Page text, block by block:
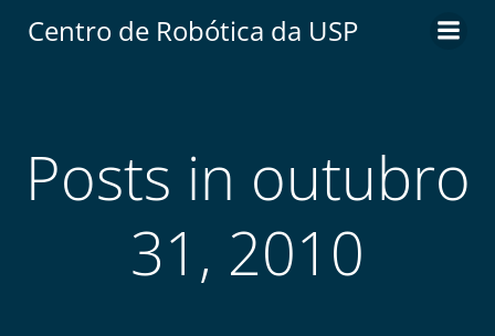
Centro de Robótica da USP
Posts in outubro
31, 2010